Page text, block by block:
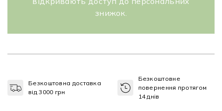
знижок.
Безкоштовна доставка
від 3000 грн
Безкоштовне
повернення протягом
14 днів